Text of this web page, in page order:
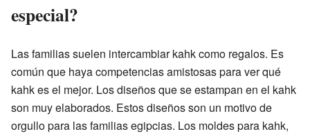
especial?
Las familias suelen intercambiar kahk como regalos. Es
común que haya competencias amistosas para ver qué
kahk es el mejor. Los diseños que se estampan en el kahk
son muy elaborados. Estos diseños son un motivo de
orgullo para las familias egipcias. Los moldes para kahk,